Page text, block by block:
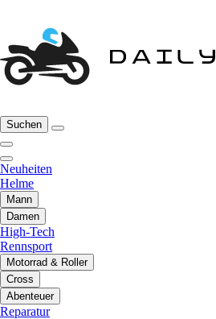
Suchen
Neuheiten
Helme
Mann
Damen
High-Tech
Rennsport
Motorrad & Roller
Cross
Abenteuer
Reparatur